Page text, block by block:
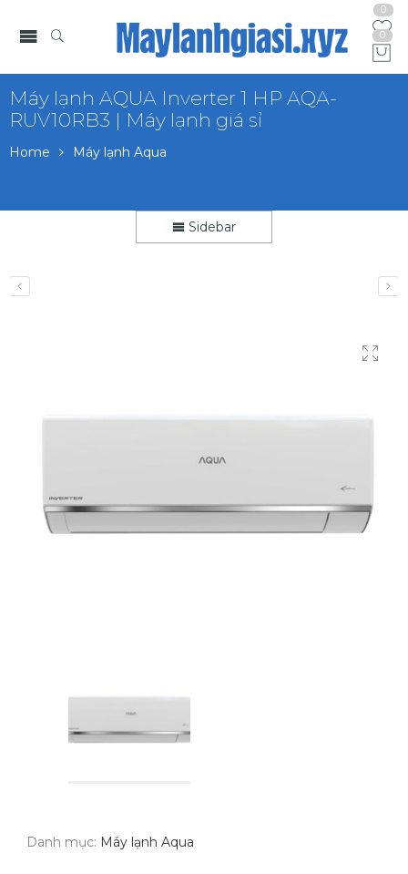
0
0
Máy lạnh AQUA Inverter 1 HP AQA-
RUV10RB3 | Máy lạnh giá sỉ
Home Máy lạnh Aqua
Sidebar
Danh mục: Máy lạnh Aqua